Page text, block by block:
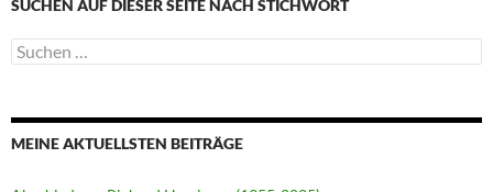
SUCHEN AUF DIESER SEITE NACH STICHWORT
Suche
nach:
MEINE AKTUELLSTEN BEITRÄGE